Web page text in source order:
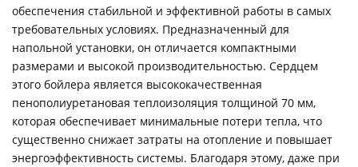
обеспечения стабильной и эффективной работы в самых
требовательных условиях. Предназначенный для
напольной установки, он отличается компактными
размерами и высокой производительностью. Сердцем
этого бойлера является высококачественная
пенополиуретановая теплоизоляция толщиной 70 мм,
которая обеспечивает минимальные потери тепла, что
существенно снижает затраты на отопление и повышает
энергоэффективность системы. Благодаря этому, даже при